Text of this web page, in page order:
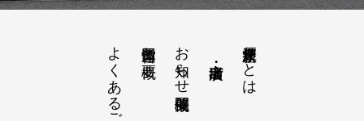
大江戸新座祭りとは
お知らせ開催概要
運営団体と概要
よくあるご質問